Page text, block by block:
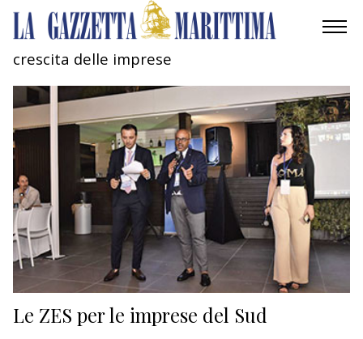
MOBILITÀ
INDUSTRIA
RICERCA
ECONOMIA
TURISMO
CULTURA
crescita delle imprese
Le ZES per le imprese del Sud